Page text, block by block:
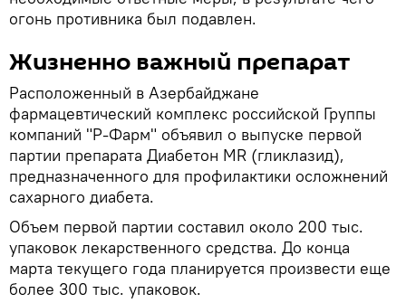
огонь противника был подавлен.
Жизненно важный препарат
Расположенный в Азербайджане
фармацевтический комплекс российской Группы
компаний "Р-Фарм" объявил о выпуске первой
партии препарата Диабетон MR (гликлазид),
предназначенного для профилактики осложнений
сахарного диабета.
Объем первой партии составил около 200 тыс.
упаковок лекарственного средства. До конца
марта текущего года планируется произвести еще
более 300 тыс. упаковок.